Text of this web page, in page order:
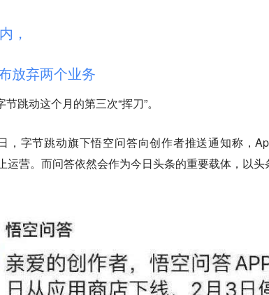
，
放弃两个业务
跳动这个月的第三次“挥刀”。
，字节跳动旗下悟空问答向创作者推送通知称，
运营。而问答依然会作为今日头条的重要载体，以头